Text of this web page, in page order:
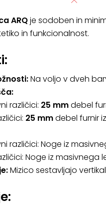
ARQje sodoben in
in funkcionalnost.
Na voljo v dveh
različici: 25 mmdebel
25 mmdebel furnir
različici: Noge iz
Noge iz
Mizico sestavljajo